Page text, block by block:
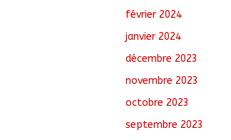
février 2024
janvier 2024
décembre 2023
novembre 2023
octobre 2023
septembre 2023